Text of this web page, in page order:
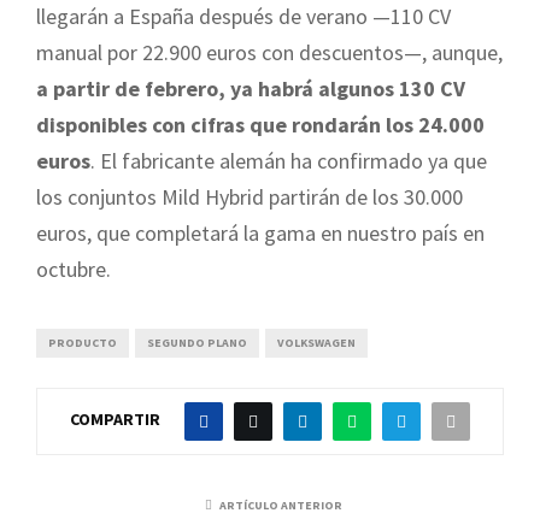
llegarán a España después de verano —110 CV
manual por 22.900 euros con descuentos—, aunque,
a partir de febrero, ya habrá algunos 130 CV
disponibles con cifras que rondarán los 24.000
euros. El fabricante alemán ha confirmado ya que
los conjuntos Mild Hybrid partirán de los 30.000
euros, que completará la gama en nuestro país en
octubre.
PRODUCTO SEGUNDO PLANO VOLKSWAGEN
COMPARTIR
ARTÍCULO ANTERIOR